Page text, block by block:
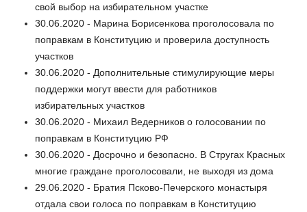
свой выбор на избирательном участке
30.06.2020 - Марина Борисенкова проголосовала по
поправкам в Конституцию и проверила доступность
участков
30.06.2020 - Дополнительные стимулирующие меры
поддержки могут ввести для работников
избирательных участков
30.06.2020 - Михаил Ведерников о голосовании по
поправкам в Конституцию РФ
30.06.2020 - Досрочно и безопасно. В Стругах Красных
многие граждане проголосовали, не выходя из дома
29.06.2020 - Братия Псково-Печерского монастыря
отдала свои голоса по поправкам в Конституцию